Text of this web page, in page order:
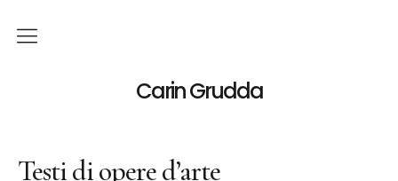
Carin Grudda
Italiano
English(Inglese
Testi di opere d’arte